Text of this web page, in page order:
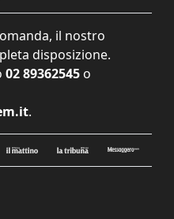
il nostro
disposizione.
02 89362545 o
.